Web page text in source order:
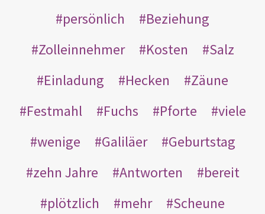
persönlich
Beziehung
Zolleinnehmer
Kosten
Salz
Einladung
Hecken
Zäune
Festmahl
Fuchs Pforte
viele
wenige
Galiläer
Geburtstag
zehn Jahre
Antworten
bereit
plötzlich
mehr Scheune